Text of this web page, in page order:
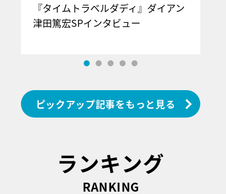
『タイムトラベルダディ』ダイアン
津田篤宏SPインタビュー
ピックアップ記事をもっと見る
ランキング
RANKING